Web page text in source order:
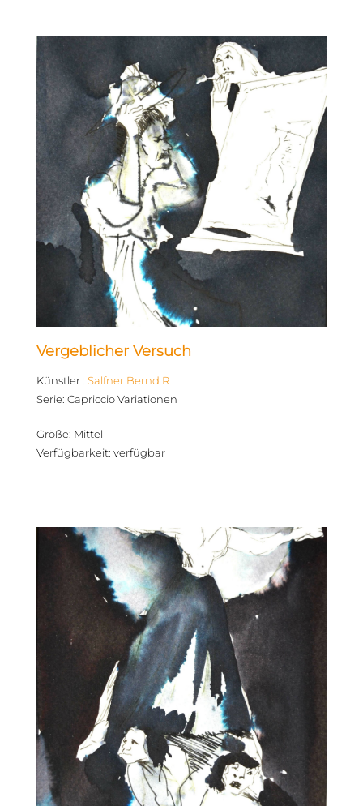
Vergeblicher Versuch
Künstler: Salfner Bernd R.
Serie: Capriccio Variationen
Größe: Mittel
Verfügbarkeit: verfügbar